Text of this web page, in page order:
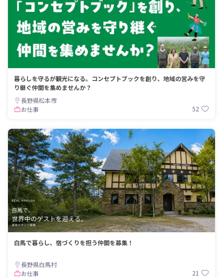
暮らしを守るが観光になる。コンセプトブックを創り、地域の営みを守
り継ぐ仲間を集めませんか？
長野県松本市
お仕事
52
白馬で暮らし、宿づくりを担う仲間を募集！
長野県白馬村
お仕事
21